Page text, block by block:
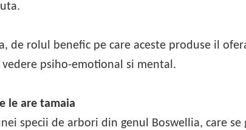
de rolul benefic pe care aceste produse il
psiho-emotional si mental.
le are tamaia
specii de arbori din genul Boswellia, care se